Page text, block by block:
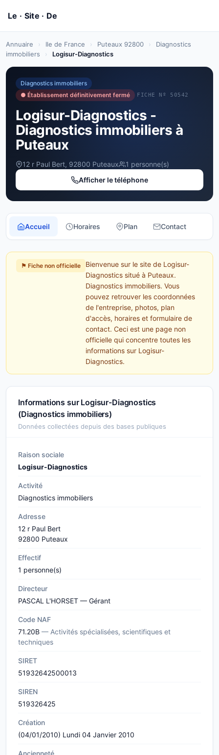
Annuaire › Ile de France › Puteaux 92800 ›
Diagnostics
immobiliers
› Logisur-Diagnostics
Diagnostics immobiliers
● Établissement définitivement fermé
FICHE Nº 50542
Logisur-Diagnostics -
Diagnostics immobiliers à
Puteaux
12 r Paul Bert, 92800 Puteaux
1 personne(s)
Afficher le téléphone
Accueil Horaires Plan Contact
⚑ Fiche non officielle
Bienvenue sur le site de Logisur-
Diagnostics situé à Puteaux.
Diagnostics immobiliers. Vous
pouvez retrouver les coordonnées
de l'entreprise, photos, plan
d'accès, horaires et formulaire de
contact. Ceci est une page non
officielle qui concentre toutes les
informations sur Logisur-
Diagnostics.
Informations sur Logisur-Diagnostics
(Diagnostics immobiliers)
Données collectées depuis des bases publiques
Raison sociale
Logisur-Diagnostics
Activité
Diagnostics immobiliers
Adresse
12 r Paul Bert
92800 Puteaux
Effectif
1 personne(s)
Directeur
PASCAL L'HORSET — Gérant
Code NAF
71.20B — Activités spécialisées, scientifiques et
techniques
SIRET
51932642500013
SIREN
519326425
Création
(04/01/2010) Lundi 04 Janvier 2010
Ancienneté